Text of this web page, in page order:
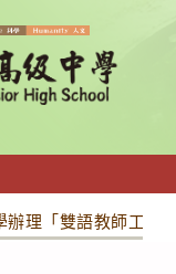
辦理「雙語教師工作